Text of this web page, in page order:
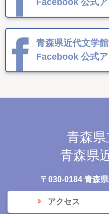
青森県近代文学館
Facebook 公式
青森
青森県
〒030-0184 青森
アクセス